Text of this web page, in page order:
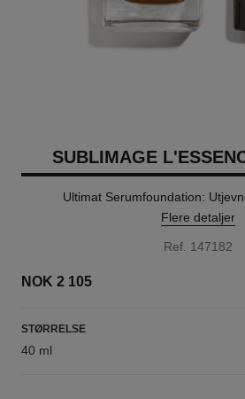
SUBLIMAGE
Ultimat Serumfoundation:
Flere detaljer
Ref. 147182
NOK 2 105
STØRRELSE
40 ml